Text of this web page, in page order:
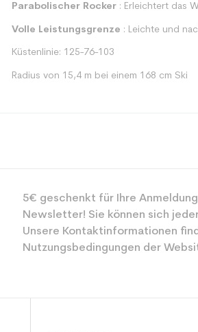
Parabolischer Rocker: Erleichtert das
Volle Leistungsgrenze : Leichte und
Küstenlinie: 125-76-103
Radius von 15,4 m bei einem 168 cm Ski
Benutzer
Ebene
5€ geschenkt für Ihre
Newsletter! Sie können sich
Unsere Kontaktinformationen
Nutzungsbedingungen der